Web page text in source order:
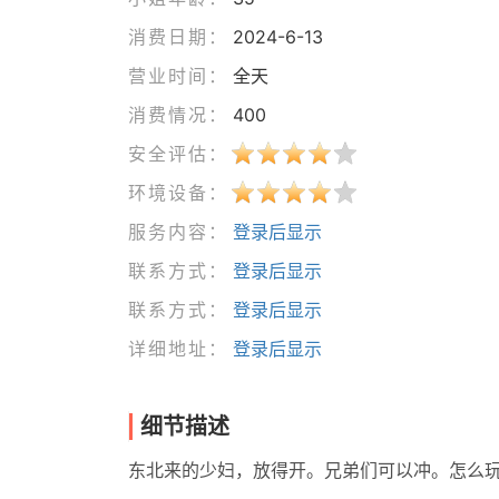
消费日期：
2024-6-13
营业时间：
全天
消费情况：
400
安全评估：
环境设备：
服务内容：
登录后显示
联系方式：
登录后显示
联系方式：
登录后显示
详细地址：
登录后显示
细节描述
东北来的少妇，放得开。兄弟们可以冲。怎么